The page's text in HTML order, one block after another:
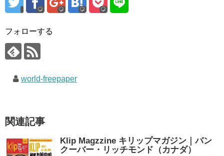
フォローする
world-freepaper
関連記事
Klip Magzzine キリップマガジン｜バン
クーバー・リッチモンド（カナダ）